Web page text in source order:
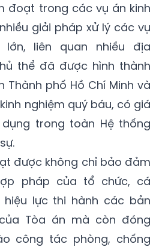
đoạt trong các vụ án kinh
giải pháp xử lý các vụ
liên quan nhiều địa
thể đã được hình thành
Thành phố Hồ Chí Minh và
nghiệm quý báu, có giá
trong toàn Hệ thống
được không chỉ bảo đảm
pháp của tổ chức, cá
hiệu lực thi hành các bản
Tòa án mà còn đóng
công tác phòng, chống